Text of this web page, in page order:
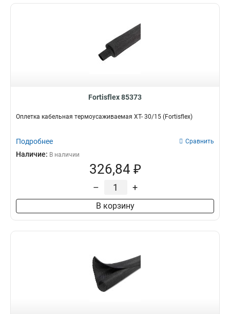
Fortisflex 85373
Оплетка кабельная термоусаживаемая XT- 30/15 (Fortisflex)
Подробнее Сравнить
Наличие: В наличии
326,84 ₽
– +
В корзину